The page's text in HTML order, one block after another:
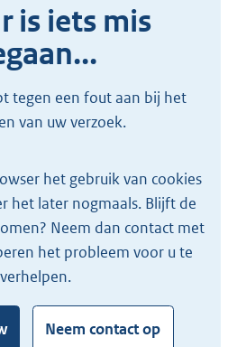
is iets mis
tegen een fout aan bij het
van uw verzoek.
het gebruik van cookies
het later nogmaals. Blijft de
Neem dan contact met
het probleem voor u te
verhelpen.
Neem contact op